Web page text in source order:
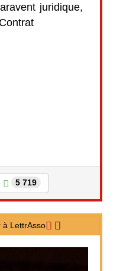
juridique,
5 719
à LettrAsso